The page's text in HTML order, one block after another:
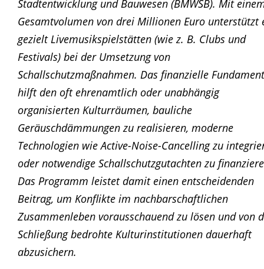
Stadtentwicklung und Bauwesen (BMWSB). Mit
Gesamtvolumen von drei Millionen Euro unterstützt
gezielt Livemusikspielstätten (wie z. B. Clubs und
Festivals) bei der Umsetzung von
Schallschutzmaßnahmen. Das finanzielle Fundament
hilft den oft ehrenamtlich oder unabhängig
organisierten Kulturräumen, bauliche
Geräuschdämmungen zu realisieren, moderne
Technologien wie Active-Noise-Cancelling zu
oder notwendige Schallschutzgutachten zu
Das Programm leistet damit einen entscheidenden
Beitrag, um Konflikte im nachbarschaftlichen
Zusammenleben vorausschauend zu lösen und von
Schließung bedrohte Kulturinstitutionen dauerhaft
abzusichern.